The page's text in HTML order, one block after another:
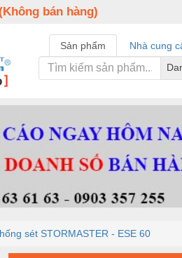
bán hàng)
Sản phẩm Nhà cung
sét STORMASTER - ESE 60